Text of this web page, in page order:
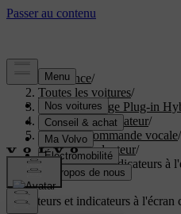
Assistance/
Toutes les voitures/
XC40 Recharge Plug-in
Manuel de l'utilisateur/
Écrans et commande vocale/
Écran conducteur/
Compteurs et indicateurs à
Compteurs et indicateurs à l'écran